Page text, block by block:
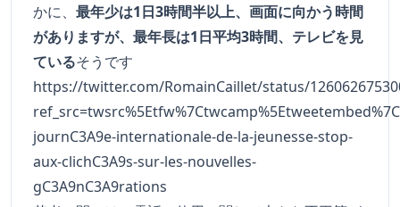
かに、 最年少は1日3時間半以上、画面に向かう時間
がありますが、最年長は1日平均3時間、テレビを見
ているそうです
https://twitter.com/RomainCaillet/status/
journC3A9e-internationale-de-la-jeunesse-stop-
aux-clichC3A9s-sur-les-nouvelles-
gC3A9nC3A9rations